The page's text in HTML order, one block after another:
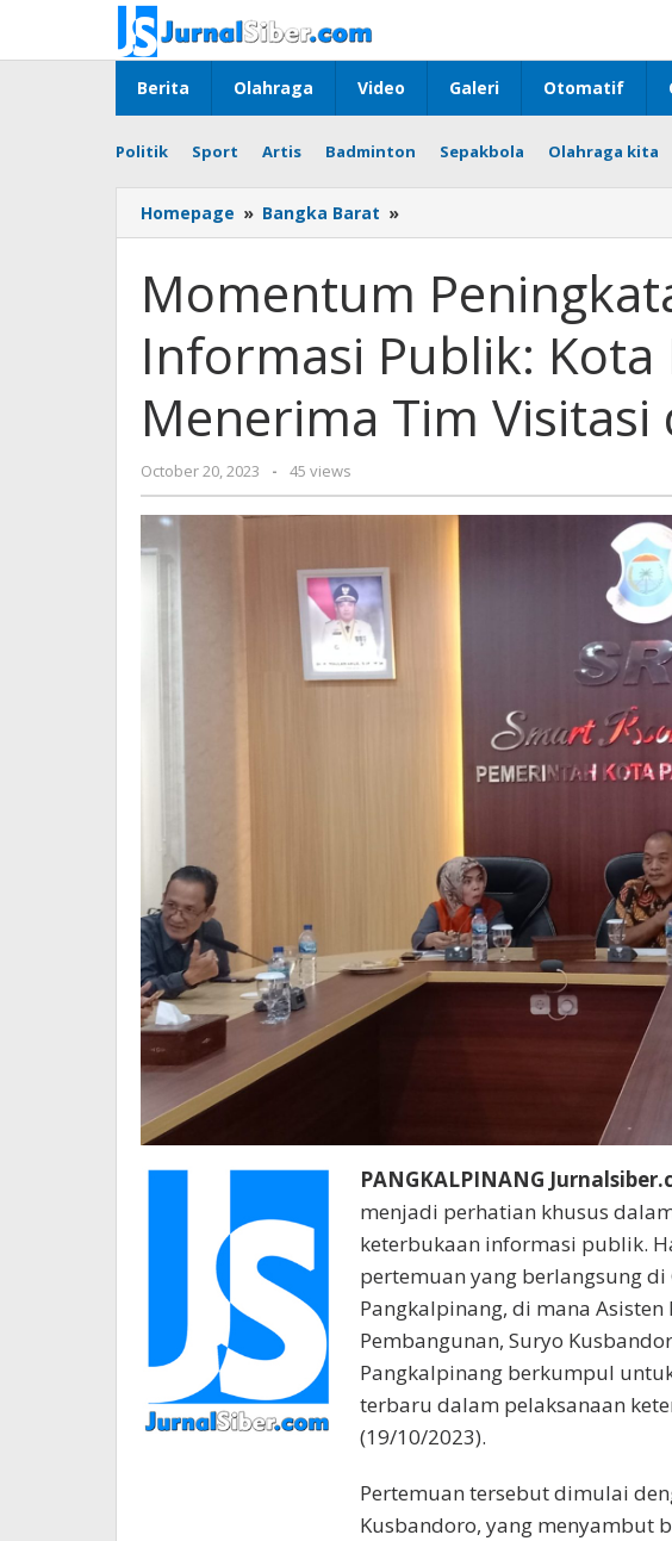
content
Berita Olahraga Video Galeri Otomatif
Politik Sport Artis Badminton Sepakbola Olahraga kita
Homepage » Bangka Barat »
Peningkatan
Informasi
Publik:
Kota
Pangkalpinang
Tim
Visitasi
Babel
Momentum
Informasi Publik:
Menerima Tim Visitasi
October 20, 2023
by
Jurnalsiber
- 45 views
PANGKALPINANG
menjadi perhatian khusus
keterbukaan informasi publik.
pertemuan yang berlangsung di
Pangkalpinang, di mana Asisten
Pembangunan, Suryo
Pangkalpinang berkumpul
terbaru dalam pelaksanaan
(19/10/2023).
Pertemuan tersebut dimulai
Kusbandoro, yang menyambut